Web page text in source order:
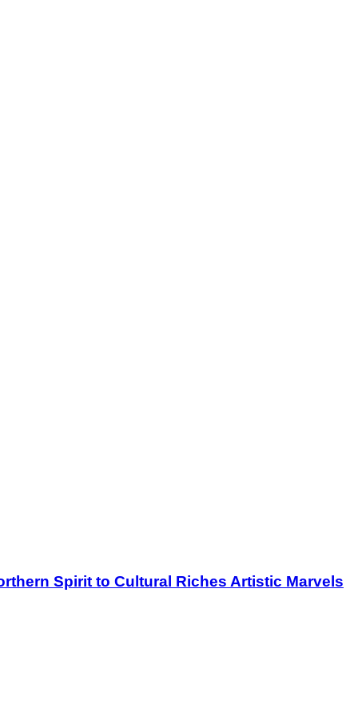
Spirit to Cultural Riches Artistic Marvels